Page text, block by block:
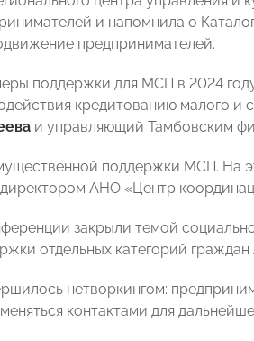
и напомнила о
предпринимателей.
поддержки для МСП в 2024
кредитованию малого и
и управляющий Тамбовским
поддержки МСП. На
АНО «Центр
закрыли темой
отдельных категорий граждан
нетворкингом:
контактами для